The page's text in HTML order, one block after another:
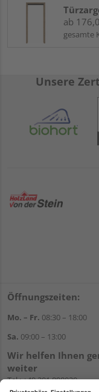
ab
gesamte
Unsere
Öffnungszeiten:
Mo. – Fr. 08:30 – 18:00
Sa. 09:00 – 13:00
Wir helfen Ihnen
weiter
Tel.:+49 201 898020